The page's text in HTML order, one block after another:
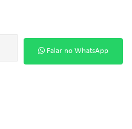
Falar no WhatsApp